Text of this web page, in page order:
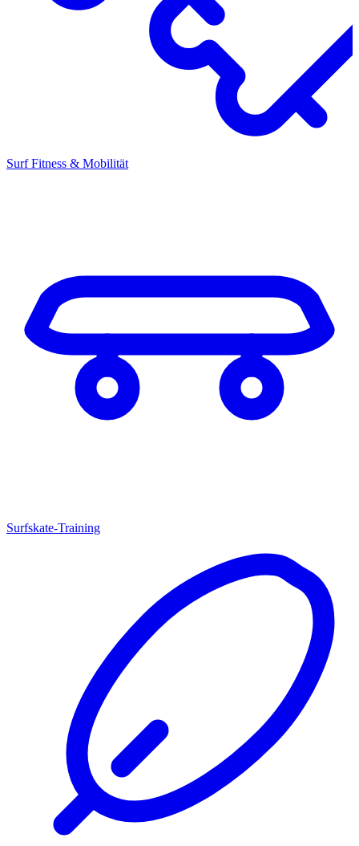
Surf Fitness & Mobilität
Surfskate-Training